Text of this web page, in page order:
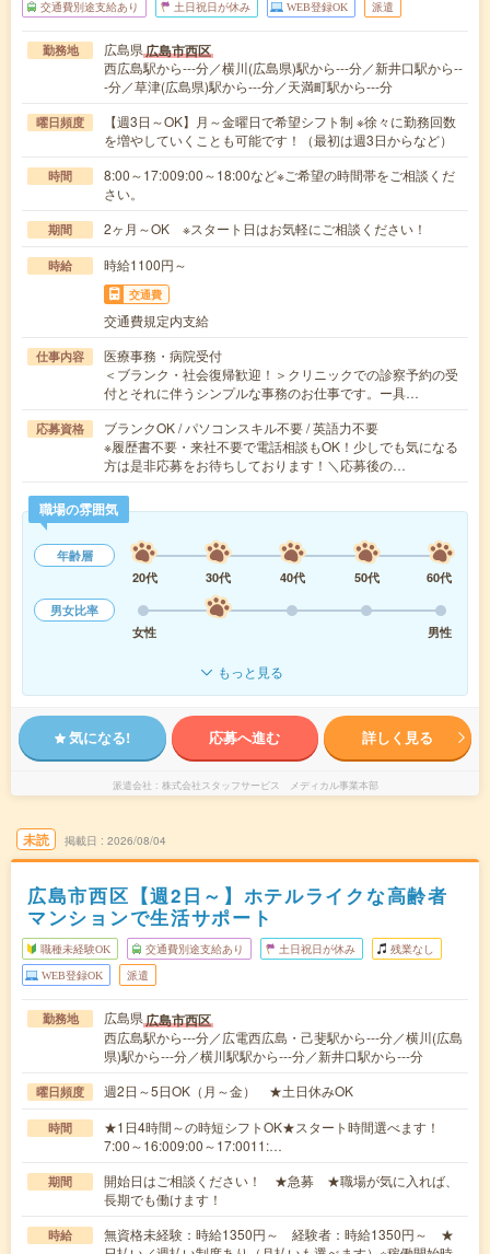
交通費別途支給あり 土日祝日が休み WEB登録OK 派遣
勤務地 広島県広島市西区
西広島駅から---分／横川(広島県)駅から---分／新井口駅から--
-分／草津(広島県)駅から---分／天満町駅から---分
曜日頻度
【週3日～OK】月～金曜日で希望シフト制 ※徐々に勤務回数
を増やしていくことも可能です！（最初は週3日からなど）
時間
8:00～17:009:00～18:00など※ご希望の時間帯をご相談くだ
さい。
期間 2ヶ月～OK ※スタート日はお気軽にご相談ください！
時給 時給1100円～
交通費
交通費規定内支給
仕事内容
医療事務・病院受付
＜ブランク・社会復帰歓迎！＞クリニックでの診察予約の受
付とそれに伴うシンプルな事務のお仕事です。ー具…
応募資格
ブランクOK / パソコンスキル不要 / 英語力不要
※履歴書不要・来社不要で電話相談もOK！少しでも気になる
方は是非応募をお待ちしております！＼応募後の…
職場の雰囲気
年齢層
20代
30代 40代 50代
60代
男女比率
女性
男性
もっと見る
気になる! 応募へ進む 詳しく見る
派遣会社 株式会社スタッフサービス メディカル事業本部
未読 掲載日 2026/08/04
広島市西区【週2日～】ホテルライクな高齢者
マンションで生活サポート
職種未経験OK 交通費別途支給あり 土日祝日が休み 残業なし
WEB登録OK 派遣
勤務地 広島県広島市西区
西広島駅から---分／広電西広島・己斐駅から---分／横川(広島
県)駅から---分／横川駅駅から---分／新井口駅から---分
曜日頻度 週2日～5日OK（月～金） ★土日休みOK
時間
★1日4時間～の時短シフトOK★スタート時間選べます！
7:00～16:009:00～17:0011:…
期間
開始日はご相談ください！ ★急募 ★職場が気に入れば、
長期でも働けます！
時給
無資格未経験：時給1350円～ 経験者：時給1350円～ ★